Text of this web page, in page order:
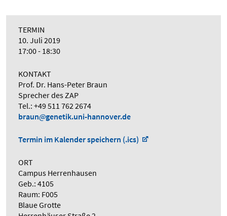
TERMIN
10. Juli 2019
17:00 - 18:30
KONTAKT
Prof. Dr. Hans-Peter Braun
Sprecher des ZAP
Tel.: +49 511 762 2674
braun
genetik.uni-hannover.de
Termin im Kalender speichern (.ics)
ORT
Campus Herrenhausen
Geb.: 4105
Raum: F005
Blaue Grotte